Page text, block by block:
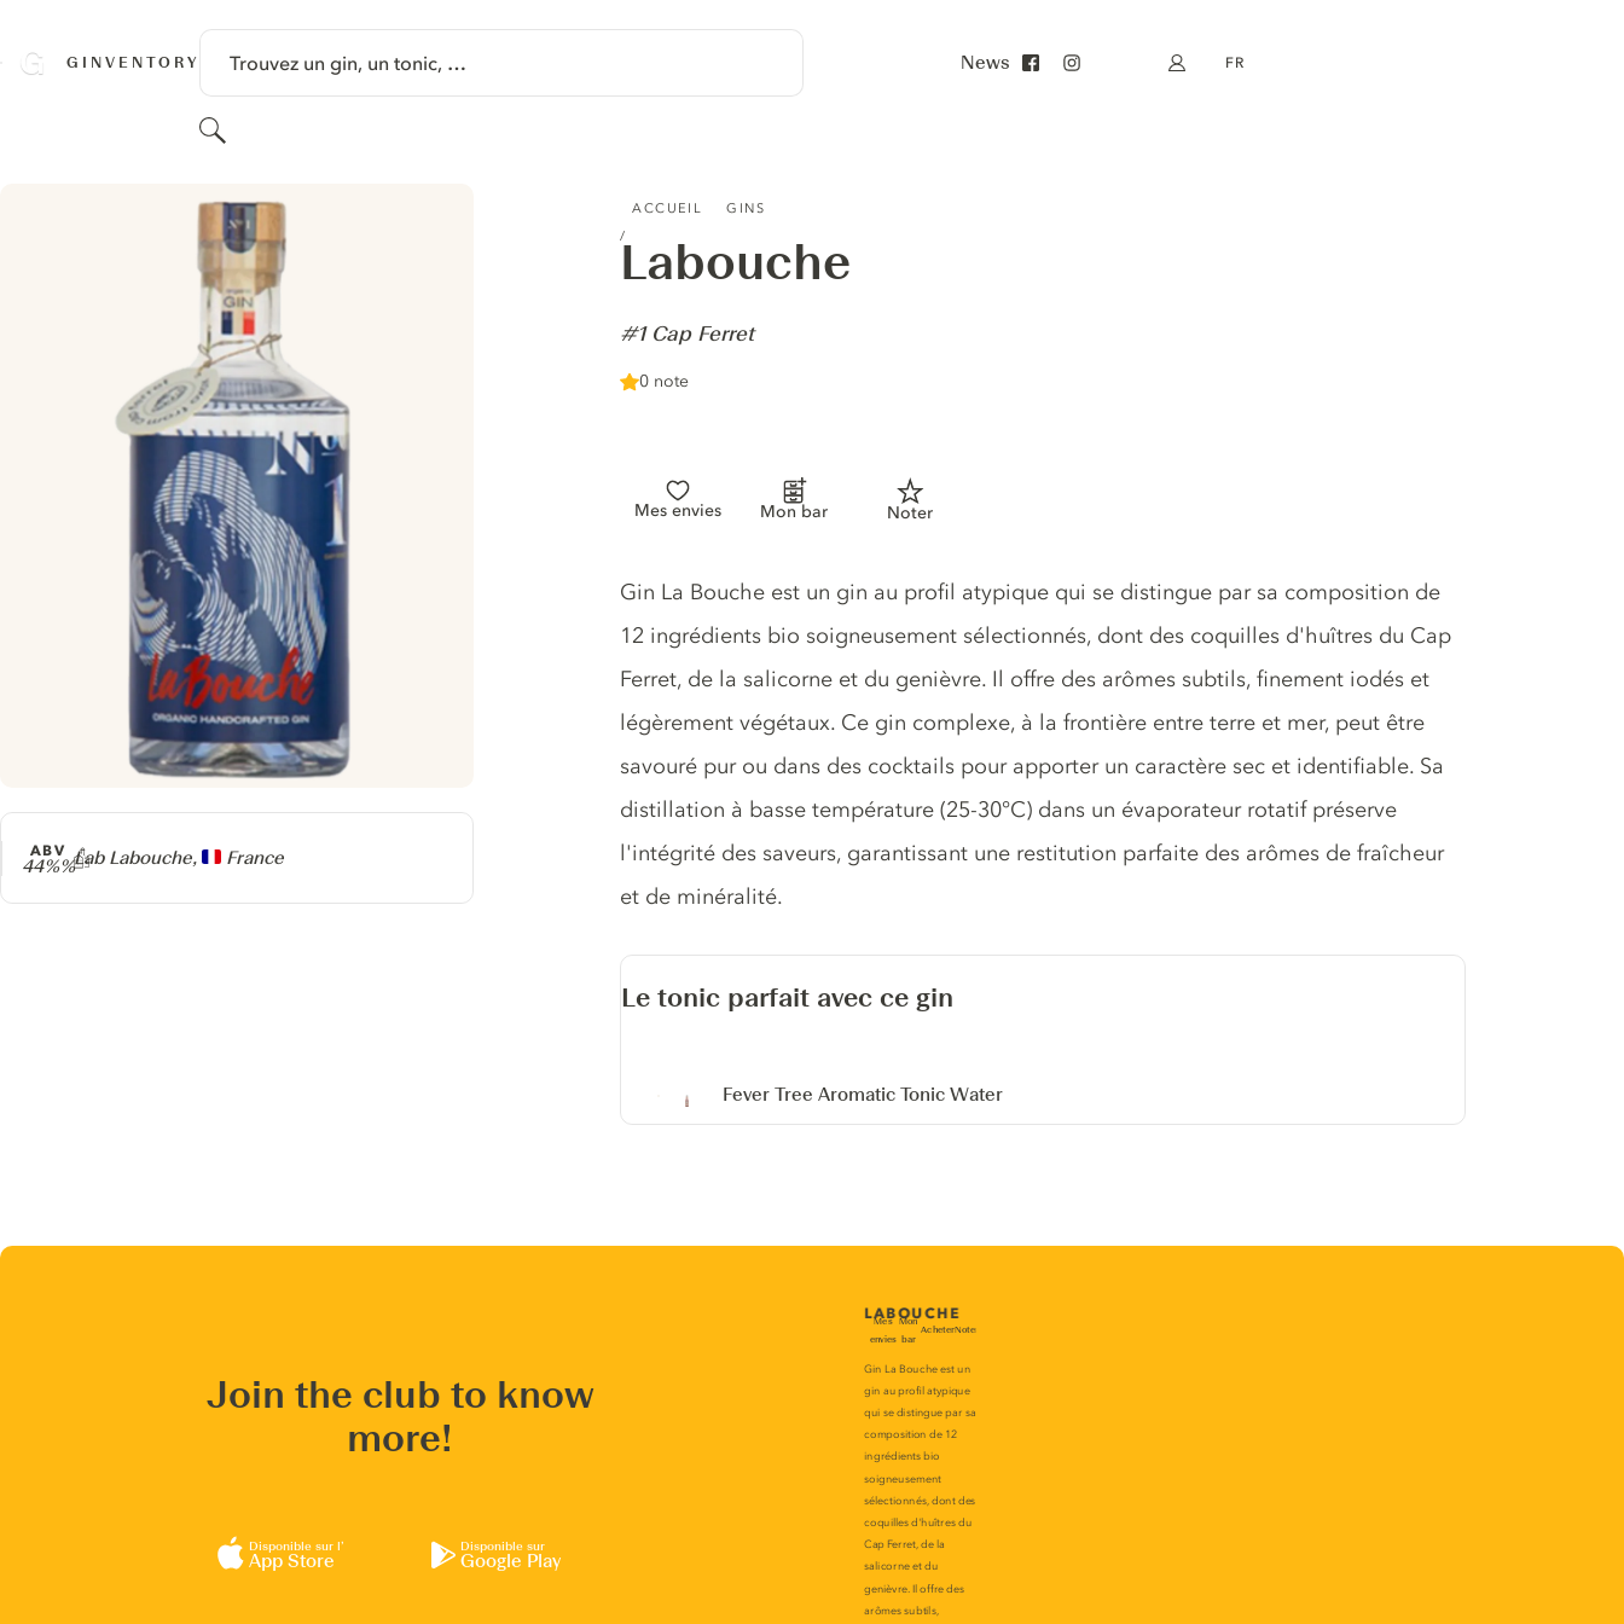
GINVENTORY Trouvez un gin, un tonic, …
Rechercher
News Mon compte
FR
ACCUEIL GINS
Labouche
-
#1 Cap Ferret
0 note
Mes envies Mon bar Noter
Producteur
Lab Labouche, France
ABV
44%%
Description du gin
Gin La Bouche est un gin au profil atypique qui se distingue par sa composition de
12 ingrédients bio soigneusement sélectionnés, dont des coquilles d'huîtres du Cap
Ferret, de la salicorne et du genièvre. Il offre des arômes subtils, finement iodés et
légèrement végétaux. Ce gin complexe, à la frontière entre terre et mer, peut être
savouré pur ou dans des cocktails pour apporter un caractère sec et identifiable. Sa
distillation à basse température (25-30°C) dans un évaporateur rotatif préserve
l'intégrité des saveurs, garantissant une restitution parfaite des arômes de fraîcheur
et de minéralité.
Le tonic parfait avec ce gin
Fever Tree Aromatic Tonic Water
Join the club to know
more!
Disponible sur l’
App Store
Disponible sur
Google Play